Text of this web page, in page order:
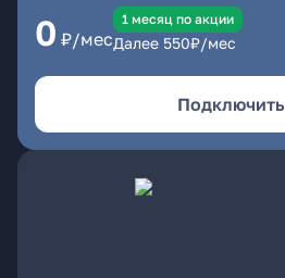
0 ₽/мес
1 месяц по акции
Далее 550₽/мес
Подключить